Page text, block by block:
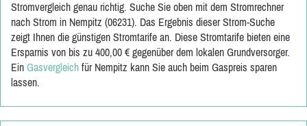
Stromvergleich genau richtig. Suche Sie oben mit dem Stromrechner
nach Strom in Nempitz (06231). Das Ergebnis dieser Strom-Suche
zeigt Ihnen die günstigen Stromtarife an. Diese Stromtarife bieten eine
Ersparnis von bis zu 400,00 € gegenüber dem lokalen Grundversorger.
Ein Gasvergleich für Nempitz kann Sie auch beim Gaspreis sparen
lassen.